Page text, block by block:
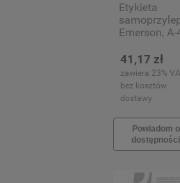
Etykieta
Emerson, A-
100 arkuszy
(8)
41,17 zł
zawiera 23%
bez kosztów
dostawy
Powiadom o
dostępności